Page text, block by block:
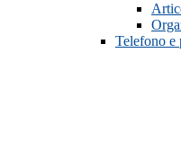
Telefono e